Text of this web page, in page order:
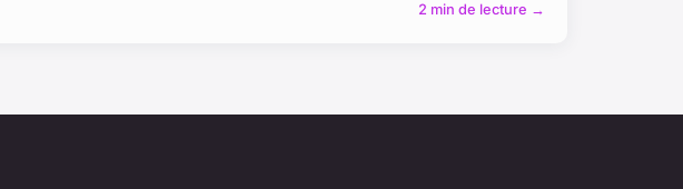
2 min de lecture →